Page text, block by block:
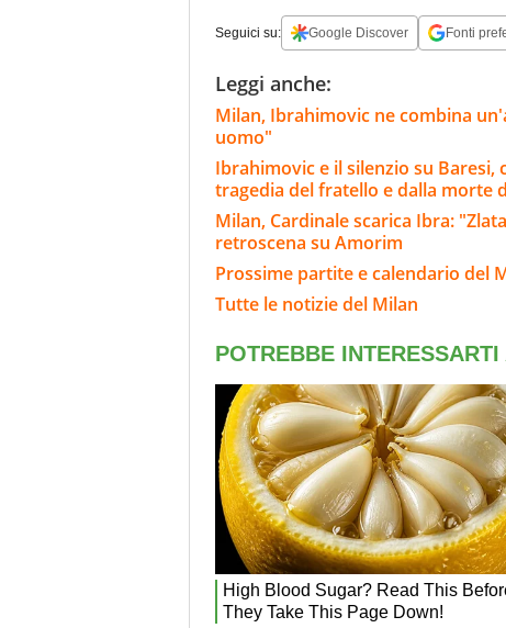
Seguici su: Google Discover Fonti
Leggi anche:
Milan, Ibrahimovic ne combina
uomo"
Ibrahimovic e il silenzio su Baresi,
tragedia del fratello e dalla morte
Milan, Cardinale scarica Ibra:
retroscena su Amorim
Prossime partite e calendario del
Tutte le notizie del Milan